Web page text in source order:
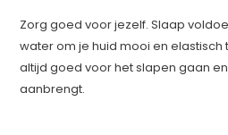
Zorg goed voor jezelf. Slaap
water om je huid mooi en
altijd goed voor het slapen gaan
aanbrengt.